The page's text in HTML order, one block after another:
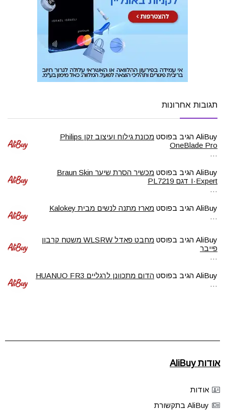
תגובות אחרונות
AliBuy הגיב בפוסט
מכונת גילוח ועיצוב זקן Philips
OneBlade Pro
…
AliBuy הגיב בפוסט
מכשיר הסרת שיער Braun Skin
I·Expert דגם PL7219
…
AliBuy הגיב בפוסט מארז מתנה לנשים מבית Kalokey
…
AliBuy הגיב בפוסט
מחבט פאדל WLSRW משטח קרבון
פייבר
…
AliBuy הגיב בפוסט הדום מתכוונן לרגליים HUANUO FR3
…
אודות AliBuy
אודות
AliBuy בתקשורת